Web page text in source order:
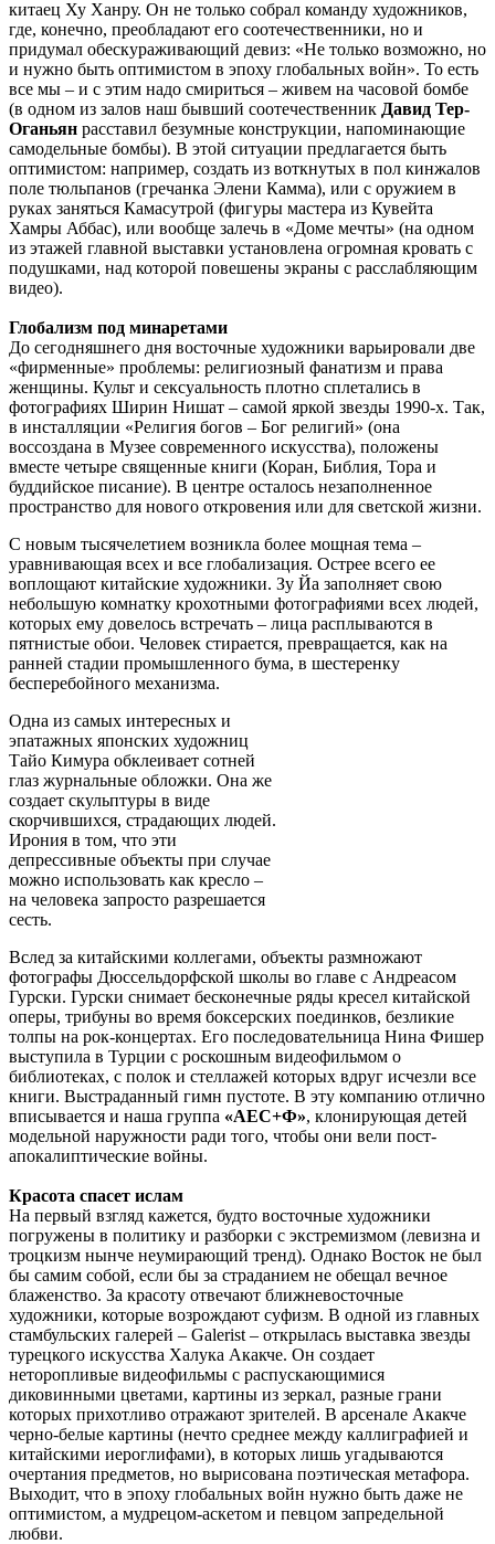
китаец Ху Ханру. Он не только собрал команду художников,
где, конечно, преобладают его соотечественники, но и
придумал обескураживающий девиз: «Не только возможно, но
и нужно быть оптимистом в эпоху глобальных войн». То есть
все мы – и с этим надо смириться – живем на часовой бомбе
(в одном из залов наш бывший соотечественник Давид Тер-
Оганьян расставил безумные конструкции, напоминающие
самодельные бомбы). В этой ситуации предлагается быть
оптимистом: например, создать из воткнутых в пол кинжалов
поле тюльпанов (гречанка Элени Камма), или с оружием в
руках заняться Камасутрой (фигуры мастера из Кувейта
Хамры Аббас), или вообще залечь в «Доме мечты» (на одном
из этажей главной выставки установлена огромная кровать с
подушками, над которой повешены экраны с расслабляющим
видео).
Глобализм под минаретами
До сегодняшнего дня восточные художники варьировали две
«фирменные» проблемы: религиозный фанатизм и права
женщины. Культ и сексуальность плотно сплетались в
фотографиях Ширин Нишат – самой яркой звезды 1990-х. Так,
в инсталляции «Религия богов – Бог религий» (она
воссоздана в Музее современного искусства), положены
вместе четыре священные книги (Коран, Библия, Тора и
буддийское писание). В центре осталось незаполненное
пространство для нового откровения или для светской жизни.
С новым тысячелетием возникла более мощная тема –
уравнивающая всех и все глобализация. Острее всего ее
воплощают китайские художники. Зу Йа заполняет свою
небольшую комнатку крохотными фотографиями всех людей,
которых ему довелось встречать – лица расплываются в
пятнистые обои. Человек стирается, превращается, как на
ранней стадии промышленного бума, в шестеренку
бесперебойного механизма.
Одна из самых интересных и
эпатажных японских художниц
Тайо Кимура обклеивает сотней
глаз журнальные обложки. Она же
создает скульптуры в виде
скорчившихся, страдающих людей.
Ирония в том, что эти
депрессивные объекты при случае
можно использовать как кресло –
на человека запросто разрешается
сесть.
Вслед за китайскими коллегами, объекты размножают
фотографы Дюссельдорфской школы во главе с Андреасом
Гурски. Гурски снимает бесконечные ряды кресел китайской
оперы, трибуны во время боксерских поединков, безликие
толпы на рок-концертах. Его последовательница Нина Фишер
выступила в Турции с роскошным видеофильмом о
библиотеках, с полок и стеллажей которых вдруг исчезли все
книги. Выстраданный гимн пустоте. В эту компанию отлично
вписывается и наша группа «АЕС+Ф», клонирующая детей
модельной наружности ради того, чтобы они вели пост-
апокалиптические войны.
Красота спасет ислам
На первый взгляд кажется, будто восточные художники
погружены в политику и разборки с экстремизмом (левизна и
троцкизм нынче неумирающий тренд). Однако Восток не был
бы самим собой, если бы за страданием не обещал вечное
блаженство. За красоту отвечают ближневосточные
художники, которые возрождают суфизм. В одной из главных
стамбульских галерей – Galerist – открылась выставка звезды
турецкого искусства Халука Акакче. Он создает
неторопливые видеофильмы с распускающимися
диковинными цветами, картины из зеркал, разные грани
которых прихотливо отражают зрителей. В арсенале Акакче
черно-белые картины (нечто среднее между каллиграфией и
китайскими иероглифами), в которых лишь угадываются
очертания предметов, но вырисована поэтическая метафора.
Выходит, что в эпоху глобальных войн нужно быть даже не
оптимистом, а мудрецом-аскетом и певцом запредельной
любви.